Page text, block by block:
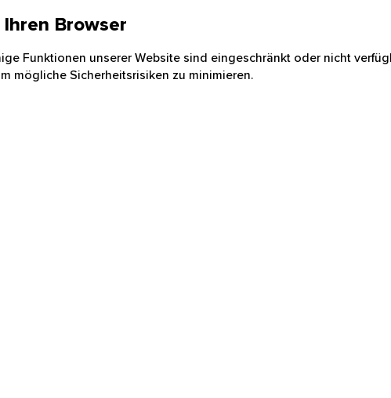
Browser
Funktionen unserer Website sind eingeschränkt oder nicht
mögliche Sicherheitsrisiken zu minimieren.